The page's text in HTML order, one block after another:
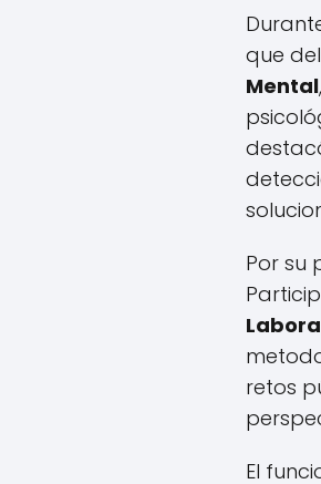
que
Mental
Por su
retos
El